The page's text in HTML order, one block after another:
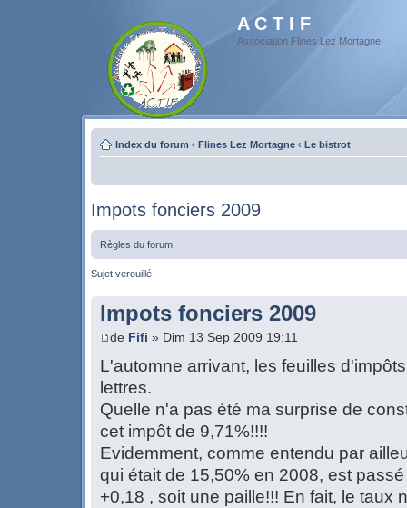
A C T I F
Association Flines Lez Mortagne
Index du forum ‹ Flines Lez Mortagne ‹ Le bistrot
Impots fonciers 2009
Règles du forum
Sujet verouillé
Impots fonciers 2009
de Fifi » Dim 13 Sep 2009 19:11
L'automne arrivant, les feuilles
lettres.
Quelle n'a pas été ma surprise de
cet impôt de 9,71%!!!!
Evidemment, comme entendu par
qui était de 15,50% en 2008, est
+0,18 , soit une paille!!! En fait, le taux